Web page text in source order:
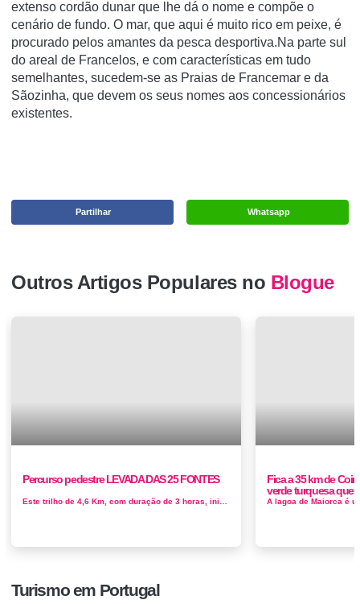
extenso cordão dunar que lhe dá o nome e compõe o
cenário de fundo. O mar, que aqui é muito rico em peixe, é
procurado pelos amantes da pesca desportiva.Na parte sul
do areal de Francelos, e com características em tudo
semelhantes, sucedem-se as Praias de Francemar e da
Sãozinha, que devem os seus nomes aos concessionários
existentes.
Whatsapp
Partilhar
Outros Artigos Populares no Blogue
Percurso pedestre LEVADA DAS 25 FONTES
Fica a 35 km de
verde turquesa que
Turismo em Portugal